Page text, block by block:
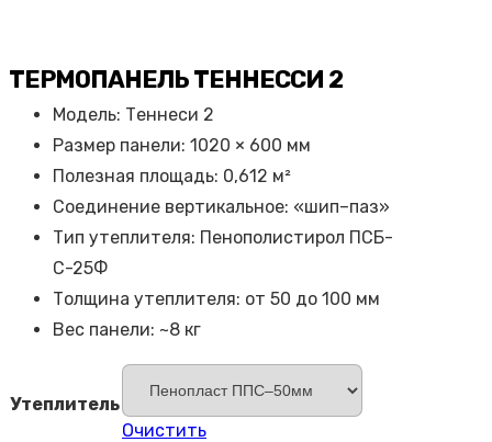
ТЕРМОПАНЕЛЬ ТЕННЕССИ 2
Модель: Теннеси 2
Размер панели: 1020 × 600 мм
Полезная площадь: 0,612 м²
Соединение вертикальное: «шип–паз»
Тип утеплителя: Пенополистирол ПСБ-
С-25Ф
Толщина утеплителя: от 50 до 100 мм
Вес панели: ~8 кг
Утеплитель
Очистить